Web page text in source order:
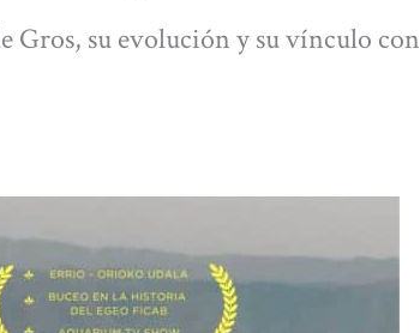
Gros, su evolución y su vínculo con